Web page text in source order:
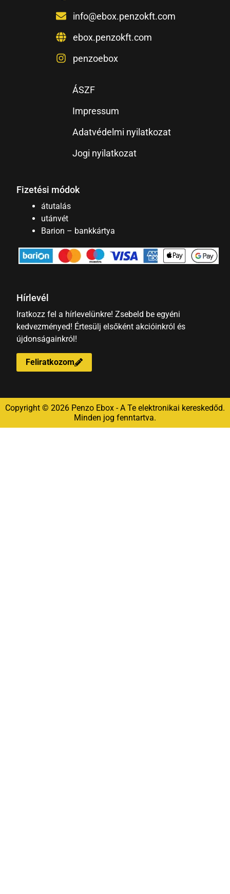
info@ebox.penzokft.com
ebox.penzokft.com
penzoebox
ÁSZF
Impressum
Adatvédelmi nyilatkozat
Jogi nyilatkozat
Fizetési módok
átutalás
utánvét
Barion – bankkártya
Hírlevél
Iratkozz fel a hírlevelünkre! Zsebeld be egyéni
kedvezményed! Értesülj elsőként akcióinkról és
újdonságainkról!
Feliratkozom
Copyright © 2026 Penzo Ebox - A Te elektronikai kereskedőd.
Minden jog fenntartva.